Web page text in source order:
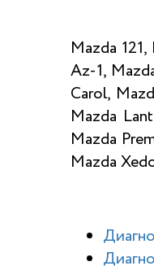
Mazda
Az-1,
Carol,
Mazda
Mazda
Mazda